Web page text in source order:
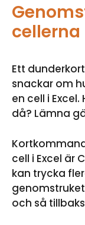
cellerna
Ett
snackar om
en cell i
då? Lämna
cell i Excel är
kan trycka
och så